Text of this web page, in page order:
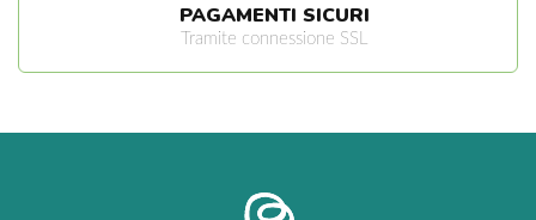
PAGAMENTI SICURI
Tramite connessione SSL